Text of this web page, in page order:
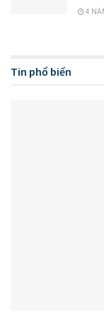
4
Tin phổ biến